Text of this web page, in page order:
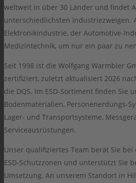
weltweit in über 30 Länder und findet
unterschiedlichsten Industriezweigen.
Elektronikindustrie, der Automotive-
Medizintechnik, um nur ein paar zu
Seit 1998 ist die Wolfgang Warmbier
zertifiziert, zuletzt aktualisiert 2026
die DQS. Im ESD-Sortiment finden Sie
Bodenmaterialien, Personenerdungs-
Lager- und Transportsysteme,
Serviceausrüstungen.
Unser qualifiziertes Team berät Sie
ESD-Schutzzonen und unterstützt Sie
Umsetzung. An unserem Standort in